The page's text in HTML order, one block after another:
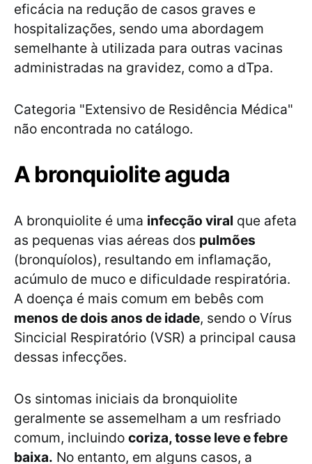
eficácia na redução de casos graves e
hospitalizações, sendo uma abordagem
semelhante à utilizada para outras vacinas
administradas na gravidez, como a dTpa.
Categoria "Extensivo de Residência Médica"
não encontrada no catálogo.
A bronquiolite aguda
A bronquiolite é uma infecção viral que afeta
as pequenas vias aéreas dos pulmões
(bronquíolos), resultando em inflamação,
acúmulo de muco e dificuldade respiratória.
A doença é mais comum em bebês com
menos de dois anos de idade, sendo o Vírus
Sincicial Respiratório (VSR) a principal causa
dessas infecções.
Os sintomas iniciais da bronquiolite
geralmente se assemelham a um resfriado
comum, incluindo coriza, tosse leve e febre
baixa. No entanto, em alguns casos, a